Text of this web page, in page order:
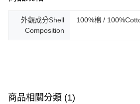
外觀成分Shell
Composition
100%棉 /
商品相關分類 (1)